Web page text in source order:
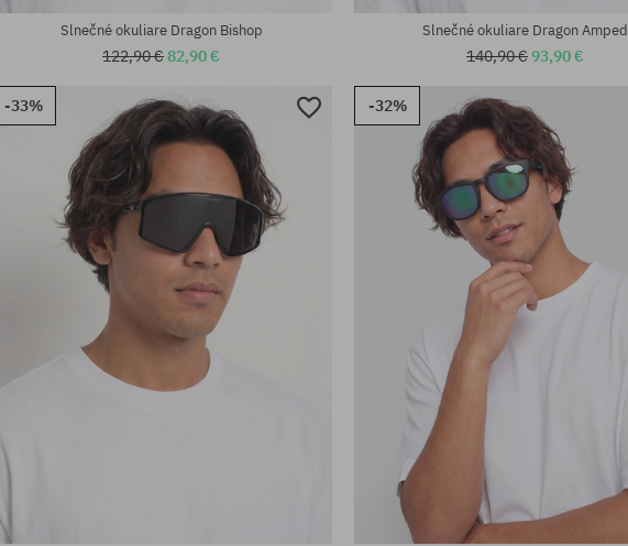
univerzálna veľkosť
Slnečné okuliare Dragon Bishop
122,90 €82,90 €
univerzálna veľkosť
Slnečné okuliare Dragon Amped
140,90 €93,90 €
-33% -32%